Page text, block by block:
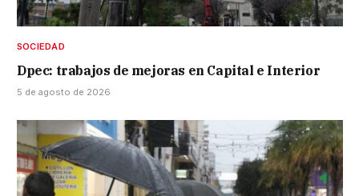
SOCIEDAD
Dpec: trabajos de mejoras en Capital e Interior
5 de agosto de 2026